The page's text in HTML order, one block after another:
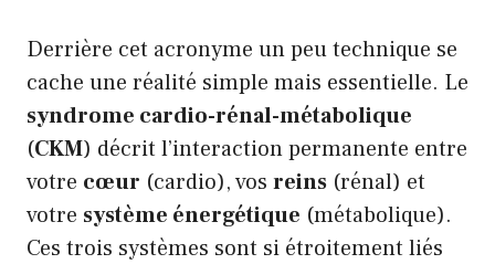
Derrière cet acronyme un peu technique se
cache une réalité simple mais essentielle. Le
syndrome cardio-rénal-métabolique
(CKM) décrit l’interaction permanente entre
votre cœur (cardio), vos reins (rénal) et
votre système énergétique (métabolique).
Ces trois systèmes sont si étroitement liés